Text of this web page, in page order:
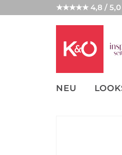
★★★★★ 4,8 / 5,0
NEU
UNSERE APP
CLICK &